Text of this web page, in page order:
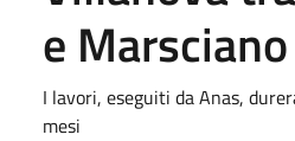
e Marsciano
I lavori, eseguiti da Anas,
mesi